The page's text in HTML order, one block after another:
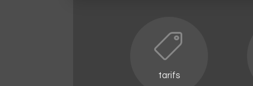
tarifs